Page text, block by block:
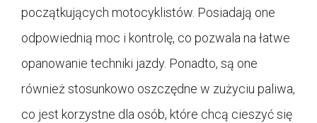
początkujących motocyklistów. Posiadają one
odpowiednią moc i kontrolę, co pozwala na łatwe
opanowanie techniki jazdy. Ponadto, są one
również stosunkowo oszczędne w zużyciu paliwa,
co jest korzystne dla osób, które chcą cieszyć się